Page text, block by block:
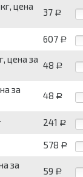
цена
37 Р
607 Р
цена за
48 Р
за
48 Р
241 Р
578 Р
за
59 Р